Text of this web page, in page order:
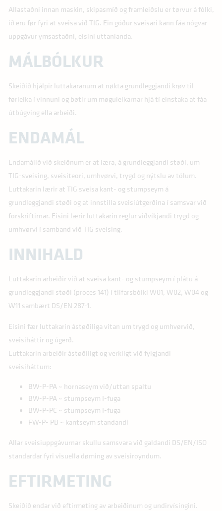
Allastaðni innan maskin, skipasmíð og framleiðslu er tørvur á fólki,
ið eru før fyri at sveisa við TIG. Ein góður sveisari kann fáa nógvar
uppgávur ymsastaðni, eisini uttanlanda.
MÁLBÓLKUR
Skeiðið hjálpir luttakaranum at nøkta grundleggjandi krøv til
førleika í vinnuni og bøtir um møguleikarnar hjá tí einstaka at fáa
útbúgving ella arbeiði.
ENDAMÁL
Endamálið við skeiðnum er at læra, á grundleggjandi støði, um
TIG-sveising, sveisiteori, umhvørvi, trygd og nýtslu av tólum.
Luttakarin lærir at TIG sveisa kant- og stumpseym á
grundleggjandi støði og at innstilla sveisiútgerðina í samsvar við
forskriftirnar. Eisini lærir luttakarin reglur viðvíkjandi trygd og
umhvørvi í samband við TIG sveising.
INNIHALD
Luttakarin arbeiðir við at sveisa kant- og stumpseym í plátu á
grundleggjandi støði (proces 141) í tilfarsbólki W01, W02, W04 og
W11 sambært DS/EN 287-1.
Eisini fær luttakarin ástøðiliga vitan um trygd og umhvørvið,
sveisiháttir og úgerð.
Luttakarin arbeiðir ástøðiligt og verkligt við fylgjandi
sveisiháttum:
BW-P-PA ~ hornaseym við/uttan spaltu
BW-P-PA ~ stumpseym I-fuga
BW-P-PC ~ stumpseym I-fuga
FW-P- PB ~ kantseym standandi
Allar sveisiuppgávurnar skullu samsvara við galdandi DS/EN/ISO
standardar fyri visuella døming av sveisiroyndum.
EFTIRMETING
Skeiðið endar við eftirmeting av arbeiðinum og undirvísingini.